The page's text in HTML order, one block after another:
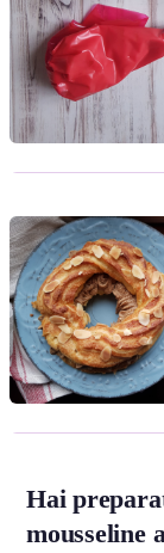
Hai
mousseline